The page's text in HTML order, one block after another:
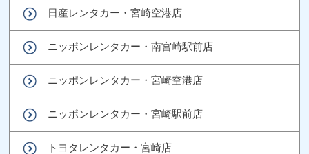
日産レンタカー・宮崎空港店
ニッポンレンタカー・南宮崎駅前店
ニッポンレンタカー・宮崎空港店
ニッポンレンタカー・宮崎駅前店
トヨタレンタカー・宮崎店